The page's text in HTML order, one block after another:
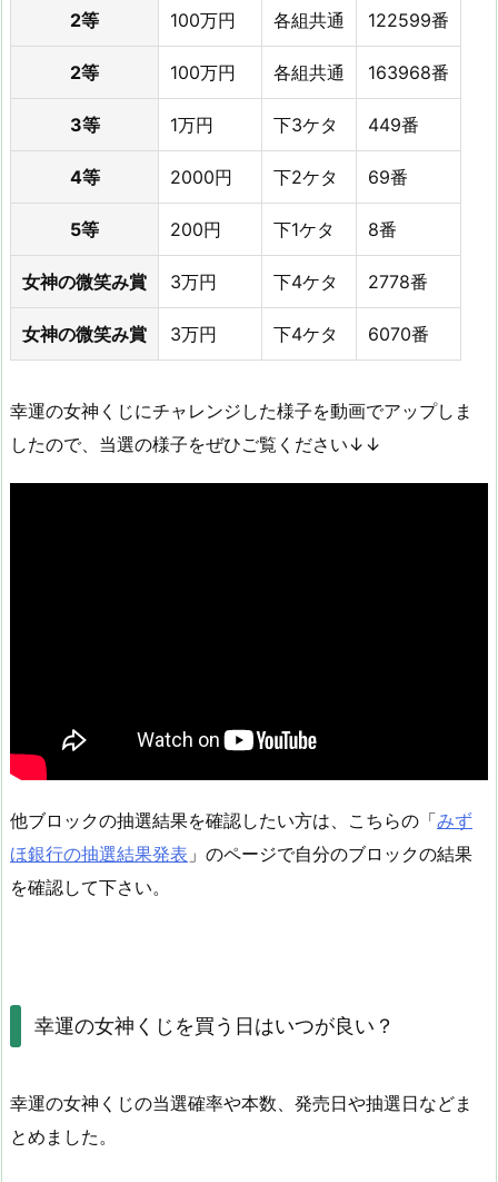
2等 100万円 各組共通 122599番
2等 100万円 各組共通 163968番
3等 1万円 下3ケタ 449番
4等 2000円 下2ケタ 69番
5等 200円 下1ケタ 8番
女神の微笑み賞 3万円 下4ケタ 2778番
女神の微笑み賞 3万円 下4ケタ 6070番
幸運の女神くじにチャレンジした様子を動画でアップしま
したので、当選の様子をぜひご覧ください↓↓
他ブロックの抽選結果を確認したい方は、こちらの「みず
ほ銀行の抽選結果発表 」のページで自分のブロックの結果
を確認して下さい。
幸運の女神くじを買う日はいつが良い？
幸運の女神くじの当選確率や本数、発売日や抽選日などま
とめました。